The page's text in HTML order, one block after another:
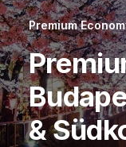
Premium
&